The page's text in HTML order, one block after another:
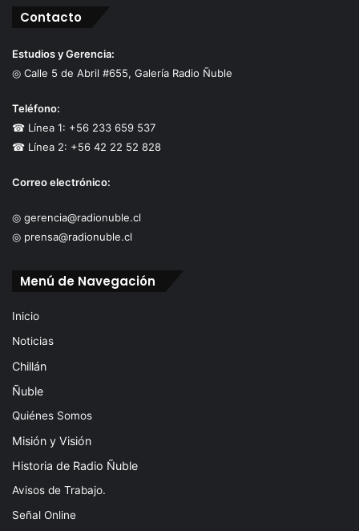
Contacto
Estudios y Gerencia:
◎ Calle 5 de Abril #655, Galería Radio Ñuble
Teléfono:
☎ Línea 1: +56 233 659 537
☎ Línea 2: +56 42 22 52 828
Correo electrónico:
◎ gerencia@radionuble.cl
◎ prensa@radionuble.cl
Menú de Navegación
Inicio
Noticias
Chillán
Ñuble
Quiénes Somos
Misión y Visión
Historia de Radio Ñuble
Avisos de Trabajo.
Señal Online